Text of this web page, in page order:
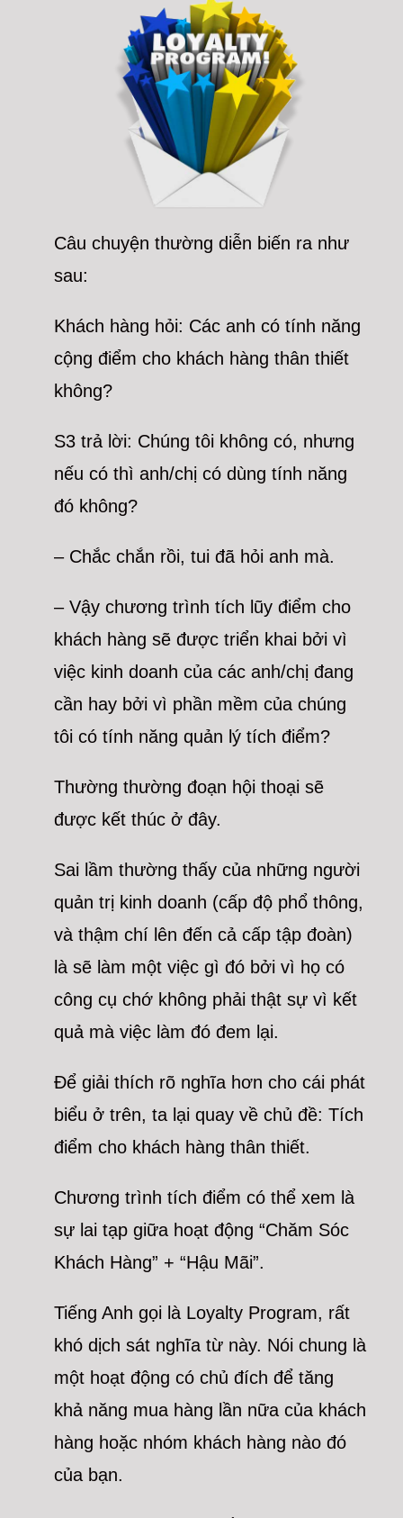
Câu chuyện thường diễn biến ra như
sau:
Khách hàng hỏi: Các anh có tính năng
cộng điểm cho khách hàng thân thiết
không?
S3 trả lời: Chúng tôi không có, nhưng
nếu có thì anh/chị có dùng tính năng
đó không?
– Chắc chắn rồi, tui đã hỏi anh mà.
– Vậy chương trình tích lũy điểm cho
khách hàng sẽ được triển khai bởi vì
việc kinh doanh của các anh/chị đang
cần hay bởi vì phần mềm của chúng
tôi có tính năng quản lý tích điểm?
Thường thường đoạn hội thoại sẽ
được kết thúc ở đây.
Sai lầm thường thấy của những người
quản trị kinh doanh (cấp độ phổ thông,
và thậm chí lên đến cả cấp tập đoàn)
là sẽ làm một việc gì đó bởi vì họ có
công cụ chớ không phải thật sự vì kết
quả mà việc làm đó đem lại.
Để giải thích rõ nghĩa hơn cho cái phát
biểu ở trên, ta lại quay về chủ đề: Tích
điểm cho khách hàng thân thiết.
Chương trình tích điểm có thể xem là
sự lai tạp giữa hoạt động “Chăm Sóc
Khách Hàng” + “Hậu Mãi”.
Tiếng Anh gọi là Loyalty Program, rất
khó dịch sát nghĩa từ này. Nói chung là
một hoạt động có chủ đích để tăng
khả năng mua hàng lần nữa của khách
hàng hoặc nhóm khách hàng nào đó
của bạn.